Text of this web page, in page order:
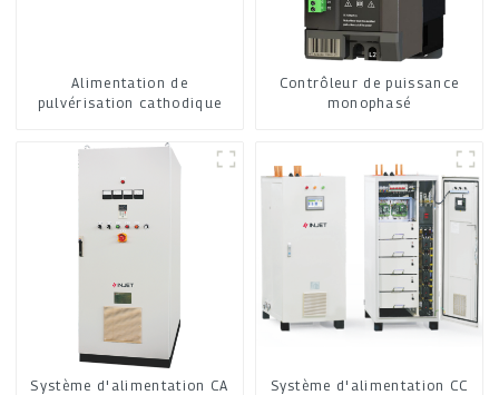
Alimentation de
pulvérisation cathodique
Contrôleur de puissance
monophasé
Système d'alimentation CA
Système d'alimentation CC